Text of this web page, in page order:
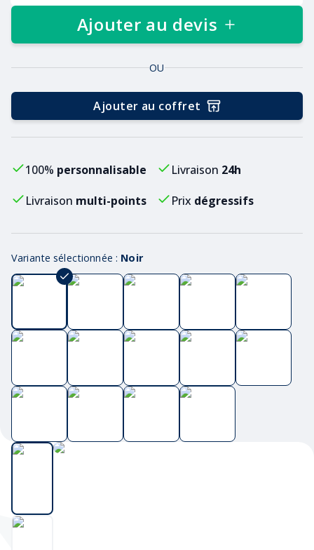
Ajouter au devis
OU
Ajouter au coffret
100% personnalisable Livraison 24h
Livraison multi-points Prix dégressifs
Variante sélectionnée : Noir